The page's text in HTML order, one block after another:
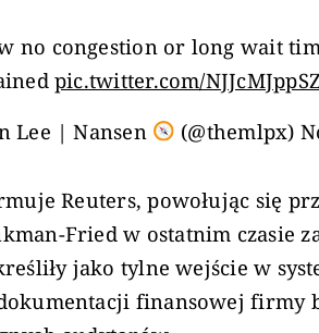
no congestion or long wait
pic.twitter.com/NJJcMJppSZ
Lee | Nansen
(@themlpx)
Reuters, powołując się
Fried w ostatnim czasie
jako tylne wejście w
finansowej firmy